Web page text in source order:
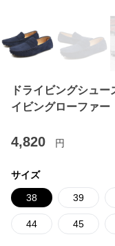
ドライビングシュ
イビングローファー
4,820 円
サイズ
38 39
44 45